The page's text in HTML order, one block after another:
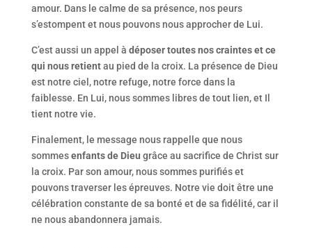
amour. Dans le calme de sa présence, nos peurs
s’estompent et nous pouvons nous approcher de Lui.
C’est aussi un appel à déposer toutes nos craintes et ce
qui nous retientau pied de la croix. La présence de Dieu
est notre ciel, notre refuge, notre force dans la
faiblesse. En Lui, nous sommes libres de tout lien, et Il
tient notre vie.
Finalement, le message nous rappelle que nous
sommesenfants de Dieu grâce au sacrifice de Christ sur
la croix. Par son amour, nous sommes purifiés et
pouvons traverser les épreuves. Notre vie doit être une
célébration constante de sa bonté et de sa fidélité, car il
ne nous abandonnera jamais.